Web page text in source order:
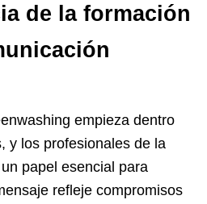
de la formación
empieza dentro
y los profesionales de la
papel esencial para
refleje compromisos